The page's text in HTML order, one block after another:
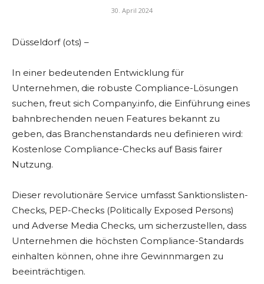
30. April 2024
Düsseldorf (ots) –
In einer bedeutenden Entwicklung für
Unternehmen, die robuste Compliance-Lösungen
suchen, freut sich Company.info, die Einführung eines
bahnbrechenden neuen Features bekannt zu
geben, das Branchenstandards neu definieren wird:
Kostenlose Compliance-Checks auf Basis fairer
Nutzung.
Dieser revolutionäre Service umfasst Sanktionslisten-
Checks, PEP-Checks (Politically Exposed Persons)
und Adverse Media Checks, um sicherzustellen, dass
Unternehmen die höchsten Compliance-Standards
einhalten können, ohne ihre Gewinnmargen zu
beeinträchtigen.